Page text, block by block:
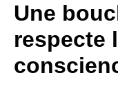
Une
respecte